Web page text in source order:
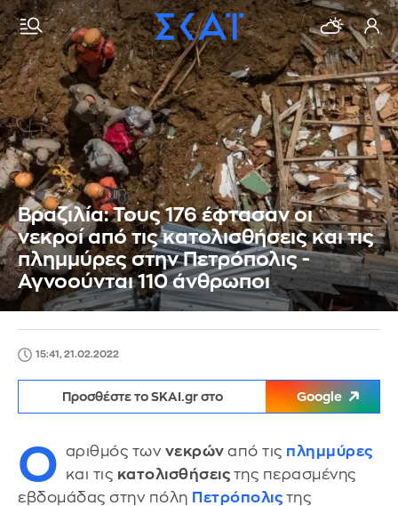
Βραζιλία: Τους 176 έφτασαν οι
νεκροί από τις κατολισθήσεις και τις
πλημμύρες στην Πετρόπολις -
Αγνοούνται 110 άνθρωποι
15:41, 21.02.2022
Προσθέστε το SKAI.gr στο Google
Ο αριθμός των νεκρών από τις πλημμύρες
και τις κατολισθήσεις της περασμένης
εβδομάδας στην πόλη Πετρόπολις της